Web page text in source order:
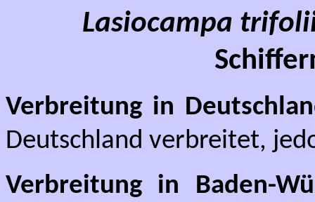
Lasiocampa
Verbreitung in
Deutschland verbreitet,
Verbreitung in Baden-